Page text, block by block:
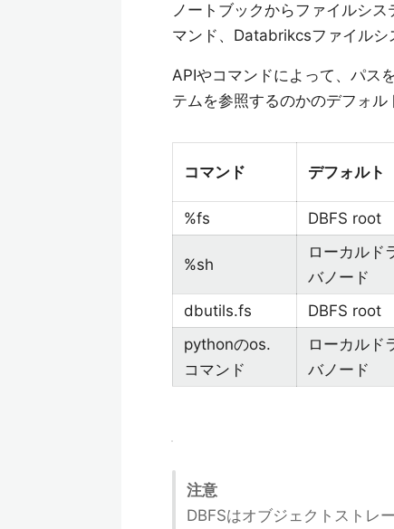
ノートブックからファイルシス
マンド、Databrikcsファイルシ
APIやコマンドによって、パス
テムを参照するのかのデフォル
コマンド デフォルト
%fs
DBFS root
%sh
ローカルド
バノード
dbutils.fs
DBFS root
pythonのos.
コマンド
ローカルド
バノード
注意
DBFSはオブジェクトストレ